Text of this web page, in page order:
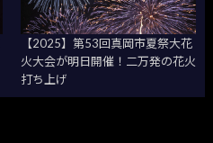
【2025】第53回真岡市夏祭大花
火大会が明日開催！二万発の花火
打ち上げ